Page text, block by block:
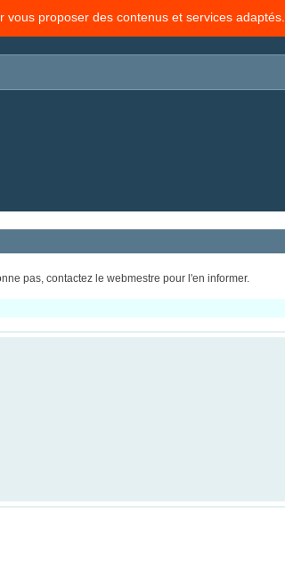
proposer des contenus et services adaptés.
pas, contactez le webmestre pour l'en informer.